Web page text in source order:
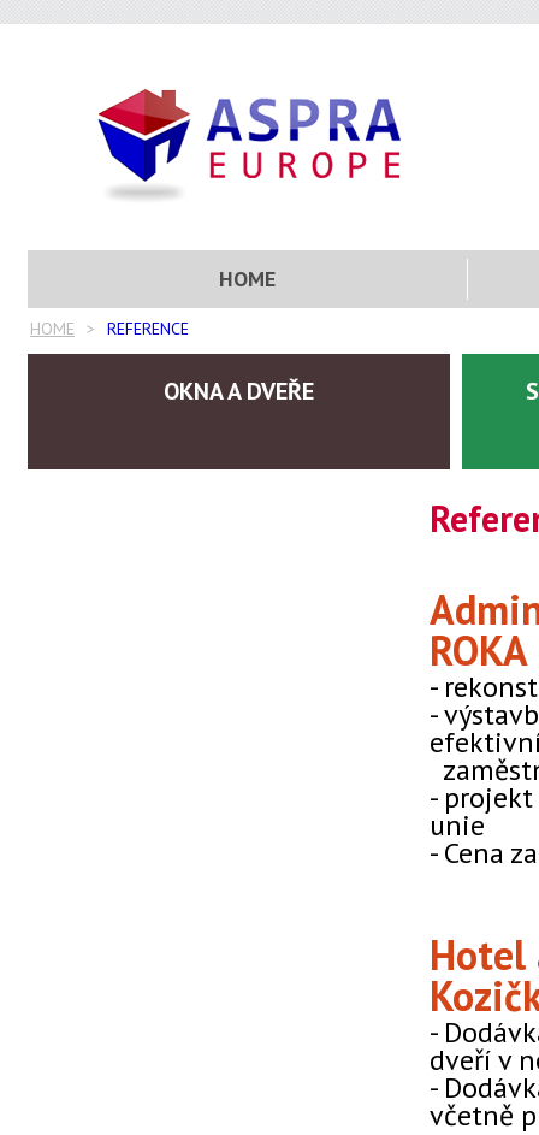
HOME REFERENCE
OKNA A DVEŘE
-
-
-
unie
- Cena
Hotel
-
dveří v
-
včetně
HOME